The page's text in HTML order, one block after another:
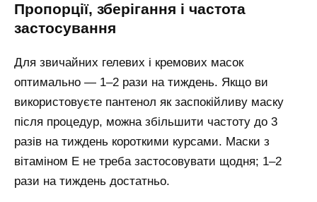
пропорції, зберігання і частота
застосування
Для звичайних гелевих і кремових масок
оптимально — 1–2 рази на тиждень. Якщо ви
використовуєте пантенол як заспокійливу маску
після процедур, можна збільшити частоту до 3
разів на тиждень короткими курсами. Маски з
вітаміном Е не треба застосовувати щодня; 1–2
рази на тиждень достатньо.